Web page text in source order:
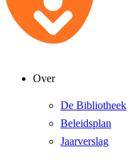
Over
De Bibliotheek
Beleidsplan
Jaarverslag